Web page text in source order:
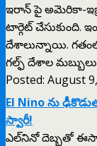
ఇరాన్ పై అమెరికా-
టార్గెట్
దేశాలున్నాయి.
గల్ఫ్ దేశాల
Posted: August
El Nino ను
స్వారీ!
ఎల్‌నినో దెబ్బతో